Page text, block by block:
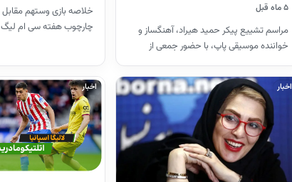
۵ ماه قبل
مراسم تشییع پیکر حمید هیراد، آهنگساز و
خواننده موسیقی پاپ، با حضور جمعی از
خلاصه بازی وستهم
چارچوب هفته سی ام
اخبار اخبار